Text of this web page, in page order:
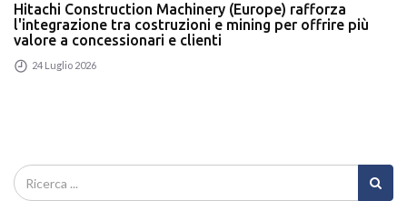
Hitachi Construction Machinery (Europe) rafforza
l'integrazione tra costruzioni e mining per offrire più
valore a concessionari e clienti
24 Luglio 2026